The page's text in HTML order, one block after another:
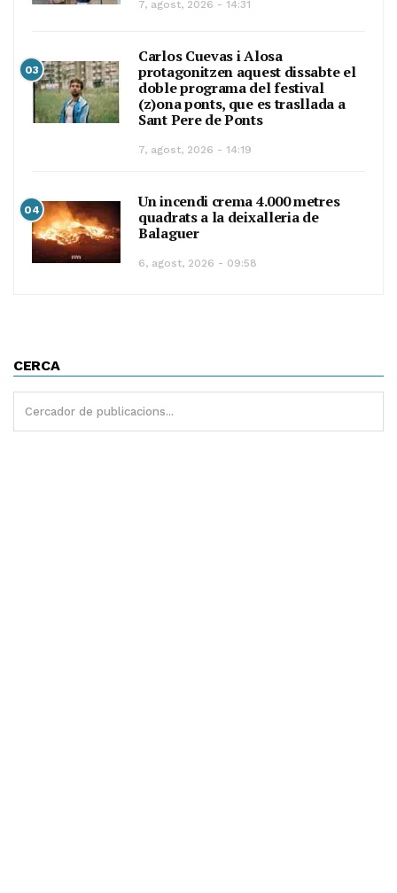
7, agost, 2026 - 14:31
03
Carlos Cuevas i Alosa
protagonitzen aquest dissabte el
doble programa del festival
(z)ona ponts, que es trasllada a
Sant Pere de Ponts
7, agost, 2026 - 14:19
04
Un incendi crema 4.000 metres
quadrats a la deixalleria de
Balaguer
6, agost, 2026 - 09:58
CERCA